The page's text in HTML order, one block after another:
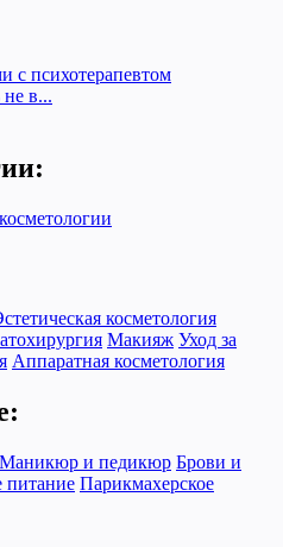
с психотерапевтом
не в...
косметология
Макияж Уход за
Аппаратная косметология
Маникюр и педикюр Брови и
питание Парикмахерское